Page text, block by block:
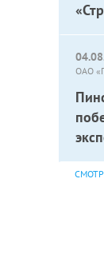
ОАО